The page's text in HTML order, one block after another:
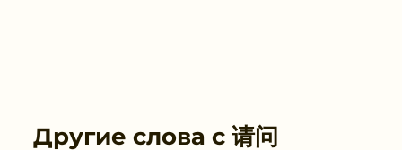
Другие слова с 请问